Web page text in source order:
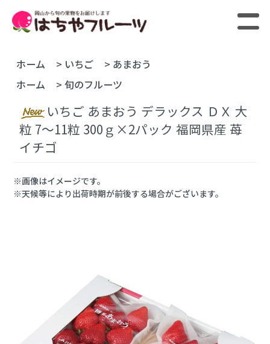
ホーム > いちご > あまおう
ホーム
>旬のフルーツ
いちご あまおう デラックス ＤＸ 大
粒 7～11粒 300ｇ×2パック 福岡県産 苺
イチゴ
※画像はイメージです。
※天候等により出荷時期が前後する場合がございます。